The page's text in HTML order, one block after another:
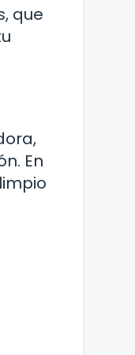
que
En